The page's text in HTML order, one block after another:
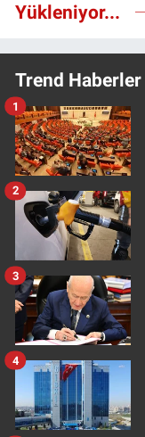
Yükleniyor...
Trend Haberler
1
2
3
4